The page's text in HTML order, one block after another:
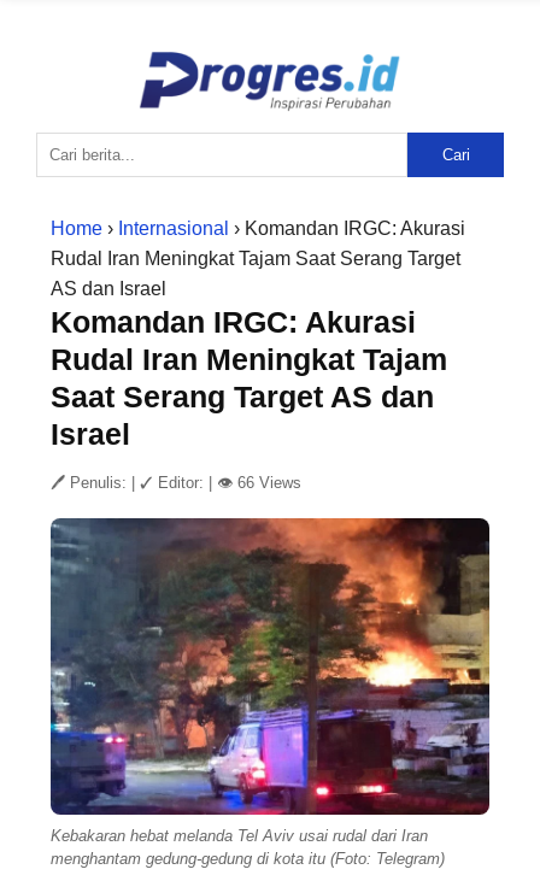
Cari
Home › Internasional › Komandan IRGC: Akurasi
Rudal Iran Meningkat Tajam Saat Serang Target
AS dan Israel
Komandan IRGC: Akurasi
Rudal Iran Meningkat Tajam
Saat Serang Target AS dan
Israel
🖊 Penulis: ✓ Editor: 👁 66 Views
Kebakaran hebat melanda Tel Aviv usai rudal dari Iran
menghantam gedung-gedung di kota itu (Foto: Telegram)